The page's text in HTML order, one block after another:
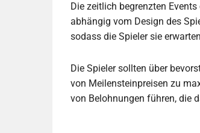
Die zeitlich begrenzten
abhängig vom Design des
sodass die Spieler sie
Die Spieler sollten über
von Meilensteinpreisen zu
von Belohnungen führen, die